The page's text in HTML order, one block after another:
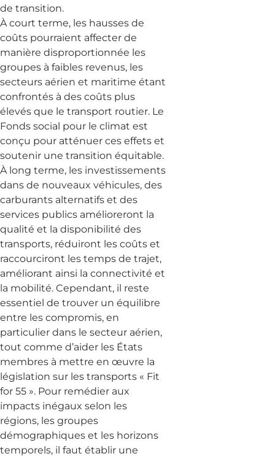
de transition.
À court terme, les hausses de
coûts pourraient affecter de
manière disproportionnée les
groupes à faibles revenus, les
secteurs aérien et maritime étant
confrontés à des coûts plus
élevés que le transport routier. Le
Fonds social pour le climat est
conçu pour atténuer ces effets et
soutenir une transition équitable.
À long terme, les investissements
dans de nouveaux véhicules, des
carburants alternatifs et des
services publics amélioreront la
qualité et la disponibilité des
transports, réduiront les coûts et
raccourciront les temps de trajet,
améliorant ainsi la connectivité et
la mobilité. Cependant, il reste
essentiel de trouver un équilibre
entre les compromis, en
particulier dans le secteur aérien,
tout comme d’aider les États
membres à mettre en œuvre la
législation sur les transports « Fit
for 55 ». Pour remédier aux
impacts inégaux selon les
régions, les groupes
démographiques et les horizons
temporels, il faut établir une